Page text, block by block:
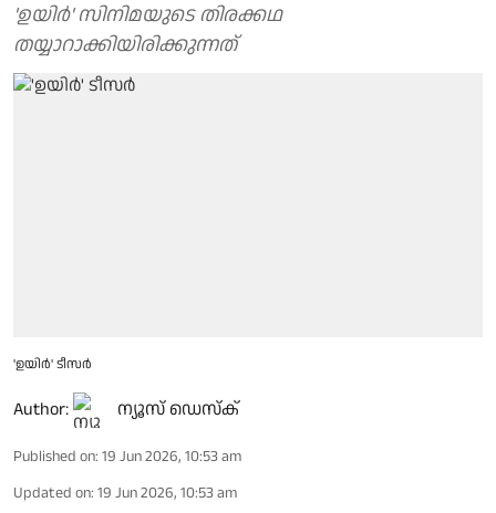
'ഉയിർ' സിനിമയുടെ തിരക്കഥ
തയ്യാറാക്കിയിരിക്കുന്നത്
'ഉയിർ' ടീസർ
Author: ന്യൂസ് ഡെസ്ക്
Published on: 19 Jun 2026, 10:53 am
Updated on: 19 Jun 2026, 10:53 am